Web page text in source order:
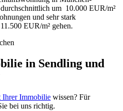
um 10.000 EUR/m²
und sehr stark
EUR/m² gehen.
in Sendling und
Ihrer Immobilie wissen? Für
bei uns richtig.